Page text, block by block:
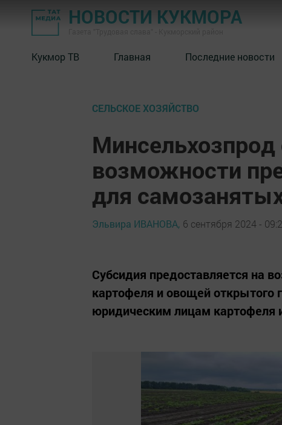
НОВОСТИ КУКМОРА
Кукмор ТВ Главная Последние новости
СЕЛЬСКОЕ ХОЗЯЙСТВО
возможности
для
Эльвира ИВАНОВА, 6 сентября 2024 -
Субсидия предоставляется на
картофеля и овощей открытого
юридическим лицам картофеля